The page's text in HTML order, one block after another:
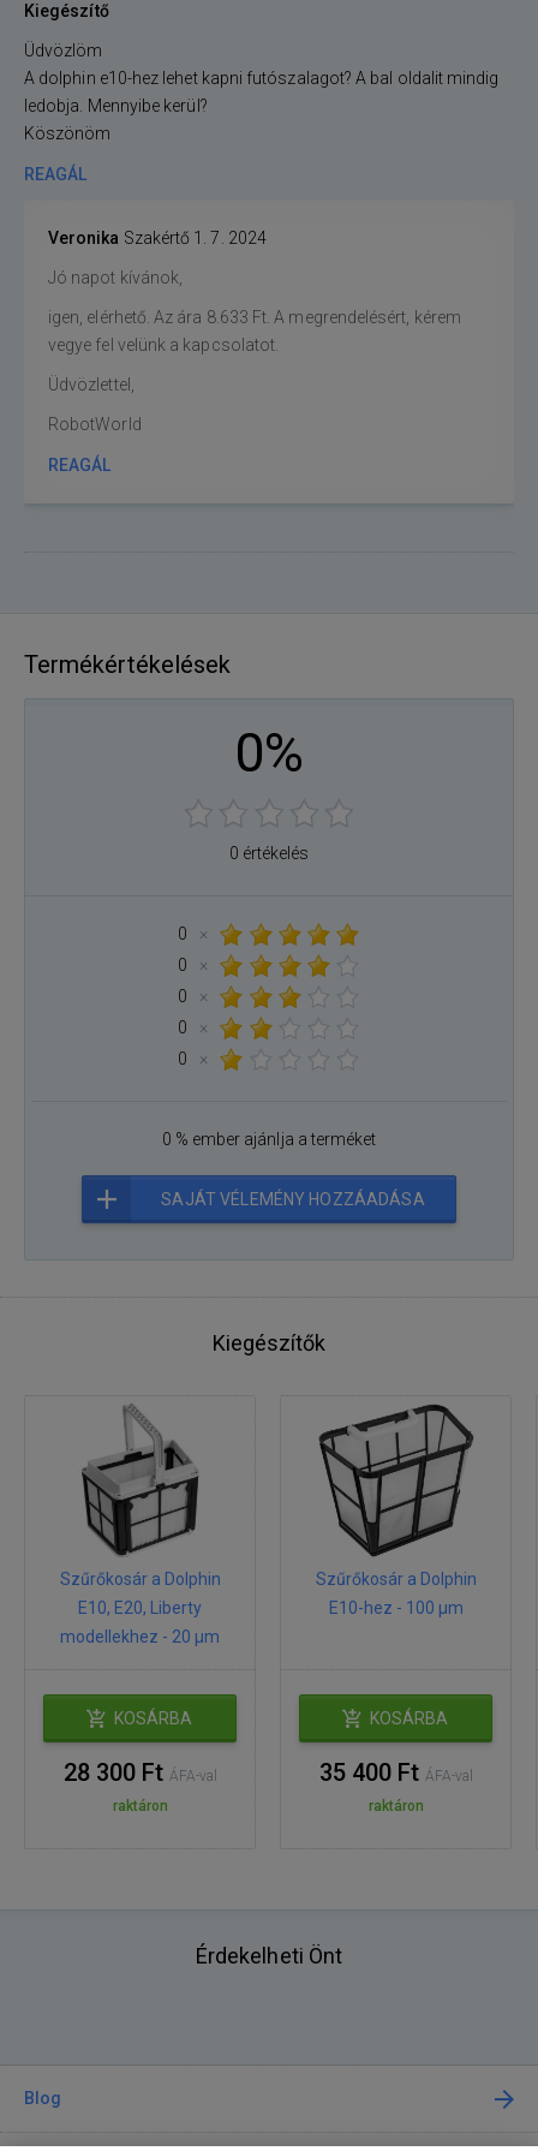
Kiegészítő
Üdvözlöm
A dolphin e10-hez lehet kapni futószalagot? A bal oldalit mindig
ledobja. Mennyibe kerül?
Köszönöm
REAGÁL
Veronika Szakértő 1. 7. 2024
Jó napot kívánok,
igen, elérhető. Az ára 8.633 Ft. A megrendelésért, kérem
vegye fel velünk a kapcsolatot.
Üdvözlettel,
RobotWorld
REAGÁL
Termékértékelések
0%
0 értékelés
0
×
0
×
0
×
0
×
0
×
0 % ember ajánlja a terméket
SAJÁT VÉLEMÉNY HOZZÁADÁSA
Kiegészítők
Szűrőkosár a Dolphin
E10, E20, Liberty
modellekhez - 20 µm
KOSÁRBA
28 300 Ft ÁFA-val
raktáron
Szűrőkosár a Dolphin
E10-hez - 100 µm
KOSÁRBA
35 400 Ft ÁFA-val
raktáron
Érdekelheti Önt
Blog